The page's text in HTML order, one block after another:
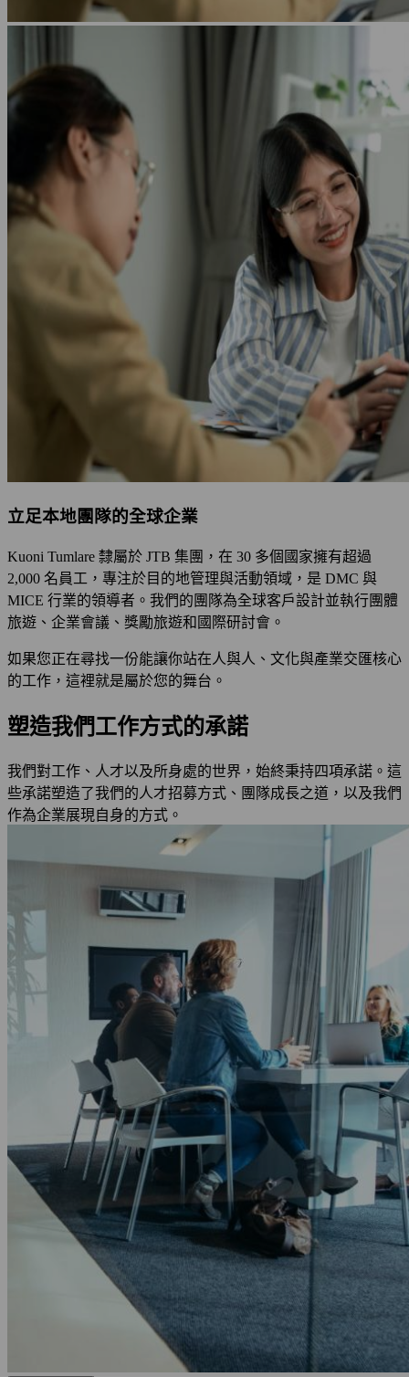
立足本地團隊的全球企業
Kuoni Tumlare 隸屬於 JTB 集團，在 30 多個國家擁有超過
2,000 名員工，專注於目的地管理與活動領域，是 DMC 與
MICE 行業的領導者。我們的團隊為全球客戶設計並執行團體
旅遊、企業會議、獎勵旅遊和國際研討會。
如果您正在尋找一份能讓你站在人與人、文化與產業交匯核心
的工作，這裡就是屬於您的舞台。
塑造我們工作方式的承諾
我們對工作、人才以及所身處的世界，始終秉持四項承諾。這
些承諾塑造了我們的人才招募方式、團隊成長之道，以及我們
作為企業展現自身的方式。